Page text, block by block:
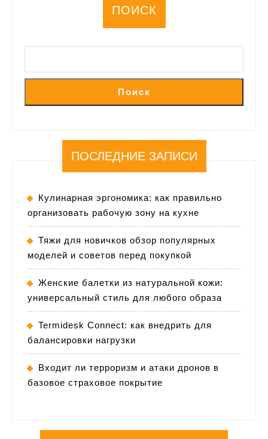
ПОИСК
Поиск
ПОСЛЕДНИЕ ЗАПИСИ
Кулинарная эргономика: как правильно
организовать рабочую зону на кухне
Тяжи для новичков обзор популярных
моделей и советов перед покупкой
Женские балетки из натуральной кожи:
универсальный стиль для любого образа
Termidesk Connect: как внедрить для
балансировки нагрузки
Входит ли терроризм и атаки дронов в
базовое страховое покрытие